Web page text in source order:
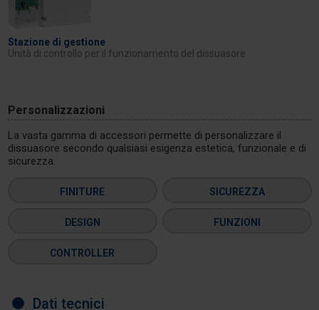
Stazione di gestione
Unità di controllo per il funzionamento del dissuasore.
Personalizzazioni
La vasta gamma di accessori permette di personalizzare il
dissuasore secondo qualsiasi esigenza estetica, funzionale e di
sicurezza.
FINITURE SICUREZZA
DESIGN FUNZIONI
CONTROLLER
Dati tecnici